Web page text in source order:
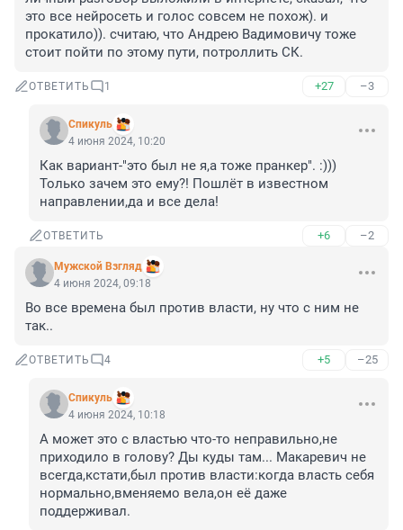
это все нейросеть и голос совсем не похож). и
прокатило)). считаю, что Андрею Вадимовичу тоже
стоит пойти по этому пути, потроллить СК.
ОТВЕТИТЬ 1 +27 –3
Спикуль
4 июня 2024, 10:20
Как вариант-"это был не я,а тоже пранкер". :)))
Только зачем это ему?! Пошлёт в известном
направлении,да и все дела!
ОТВЕТИТЬ +6 –2
Мужской Взгляд
4 июня 2024, 09:18
Во все времена был против власти, ну что с ним не
так..
ОТВЕТИТЬ 4 +5 –25
Спикуль
4 июня 2024, 10:18
А может это с властью что-то неправильно,не
приходило в голову? Ды куды там... Макаревич не
всегда,кстати,был против власти:когда власть себя
нормально,вменяемо вела,он её даже
поддерживал.